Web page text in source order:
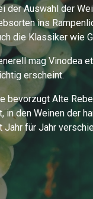
der Auswahl der
ins
die Klassiker wie
mag Vinodea
erscheint.
bevorzugt Alte
in den Weinen der
Jahr für Jahr